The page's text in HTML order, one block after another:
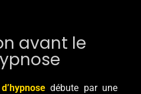
avant le
débute par une